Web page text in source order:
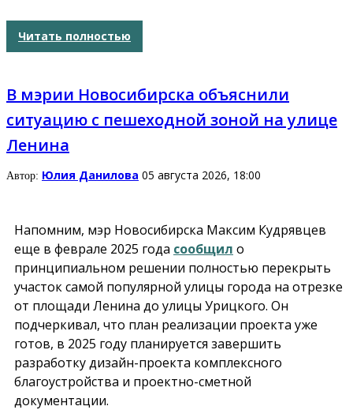
Читать полностью
В мэрии Новосибирска объяснили
ситуацию с пешеходной зоной на улице
Ленина
Автор: Юлия Данилова 05 августа 2026, 18:00
Напомним, мэр Новосибирска Максим Кудрявцев
еще в феврале 2025 года сообщил о
принципиальном решении полностью перекрыть
участок самой популярной улицы города на отрезке
от площади Ленина до улицы Урицкого. Он
подчеркивал, что план реализации проекта уже
готов, в 2025 году планируется завершить
разработку дизайн-проекта комплексного
благоустройства и проектно-сметной
документации.